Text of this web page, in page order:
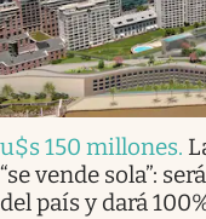
u$s 150 millones.
“se vende sola”:
del país y dará